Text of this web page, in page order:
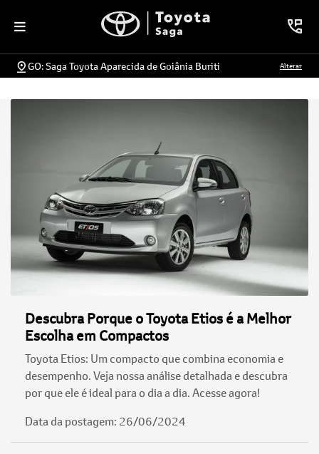
GO: Saga Toyota Aparecida de Goiânia Buriti Alterar
Descubra Porque o Toyota Etios é a Melhor
Escolha em Compactos
Toyota Etios: Um compacto que combina economia e
desempenho. Veja nossa análise detalhada e descubra
por que ele é ideal para o dia a dia. Acesse agora!
Data da postagem: 26/06/2024